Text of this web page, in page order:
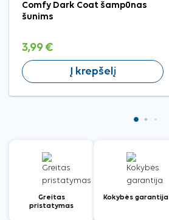
Comfy Dark Coat šampūnas
šunims
3,99 €
Į krepšelį
Greitas
pristatymas
Kokybės garantija